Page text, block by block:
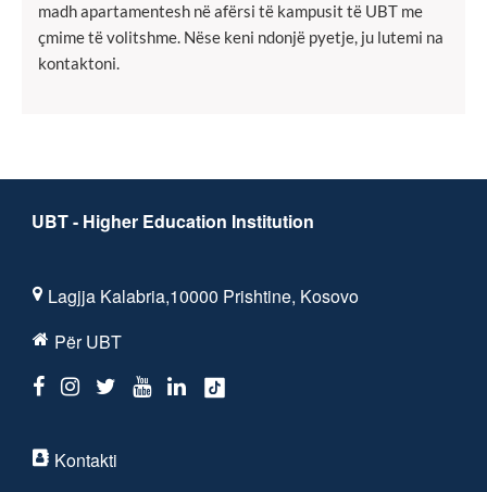
madh apartamentesh në afërsi të kampusit të UBT me
çmime të volitshme. Nëse keni ndonjë pyetje, ju lutemi na
kontaktoni.
UBT - Higher Education Institution
Lagjja Kalabria,10000 Prishtine, Kosovo
Për UBT
Kontakti